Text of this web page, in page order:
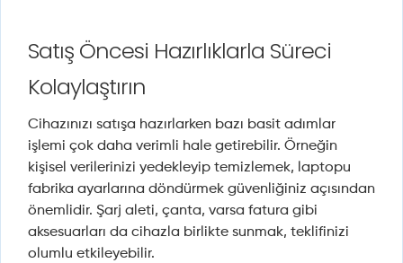
Satış Öncesi Hazırlıklarla Süreci
Kolaylaştırın
Cihazınızı satışa hazırlarken bazı basit adımlar
işlemi çok daha verimli hale getirebilir. Örneğin
kişisel verilerinizi yedekleyip temizlemek, laptopu
fabrika ayarlarına döndürmek güvenliğiniz açısından
önemlidir. Şarj aleti, çanta, varsa fatura gibi
aksesuarları da cihazla birlikte sunmak, teklifinizi
olumlu etkileyebilir.